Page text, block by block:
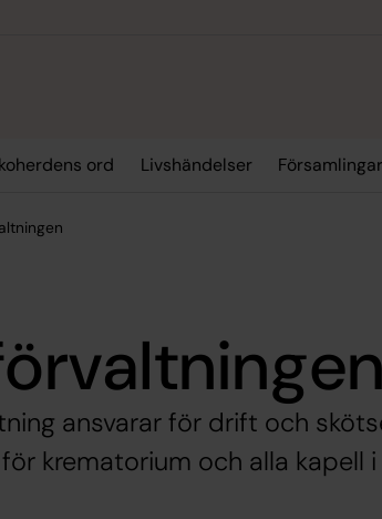
ord Livshändelser
ansvarar för drift och
krematorium och alla kapell i